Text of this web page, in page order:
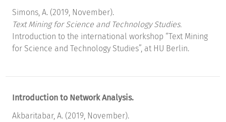
Simons, A. (2019, November).
Text Mining for Science and Technology Studies.
Introduction to the international workshop “Text Mining
for Science and Technology Studies”, at HU Berlin.
Introduction to Network Analysis.
Akbaritabar, A. (2019, November).